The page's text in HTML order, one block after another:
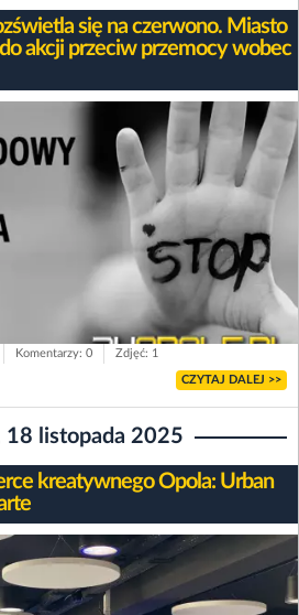
się na czerwono. Miasto
do akcji przeciw przemocy wobec
Komentarzy: 0 Zdjęć: 1
CZYTAJ DALEJ >>
18 listopada 2025
kreatywnego Opola: Urban